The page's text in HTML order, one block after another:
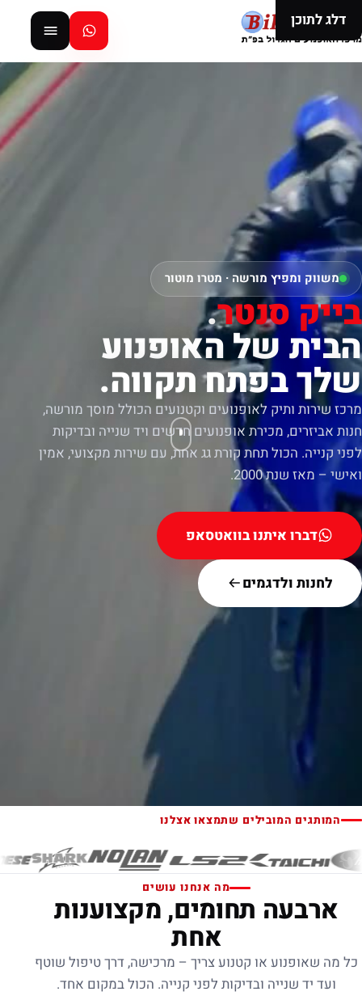
דלג לתוכן
משווק ומפיץ מורשה · מטרו מוטור
בייק סנטר.
הבית של האופנוע
שלך בפתח תקווה.
מרכז שירות ותיק לאופנועים וקטנועים הכולל מוסך מורשה,
חנות אביזרים, מכירת אופנועים חדשים ויד שנייה ובדיקות
לפני קנייה. הכול תחת קורת גג אחת, עם שירות מקצועי, אמין
ואישי – מאז שנת 2000.
דברו איתנו בוואטסאפ
לחנות ולדגמים
המותגים המובילים שתמצאו אצלנו
מה אנחנו עושים
ארבעה תחומים, מקצוענות
אחת
כל מה שאופנוע או קטנוע צריך – מרכישה, דרך טיפול שוטף
ועד יד שנייה ובדיקות לפני קנייה. הכול במקום אחד.